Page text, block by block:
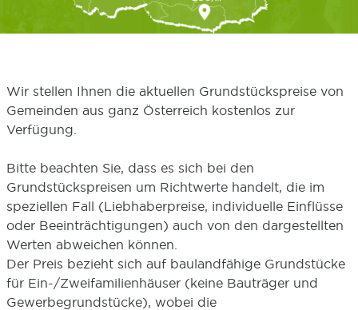
Wir stellen Ihnen die aktuellen Grundstückspreise von
Gemeinden aus ganz Österreich kostenlos zur
Verfügung.
Bitte beachten Sie, dass es sich bei den
Grundstückspreisen um Richtwerte handelt, die im
speziellen Fall (Liebhaberpreise, individuelle Einflüsse
oder Beeinträchtigungen) auch von den dargestellten
Werten abweichen können.
Der Preis bezieht sich auf baulandfähige Grundstücke
für Ein-/Zweifamilienhäuser (keine Bauträger und
Gewerbegrundstücke), wobei die